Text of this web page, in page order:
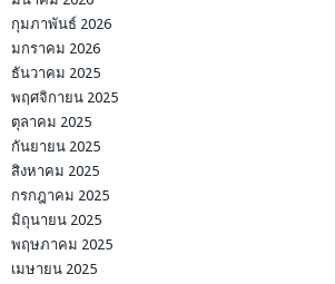
กุมภาพันธ์ 2026
มกราคม 2026
ธันวาคม 2025
พฤศจิกายน 2025
ตุลาคม 2025
กันยายน 2025
สิงหาคม 2025
กรกฎาคม 2025
มิถุนายน 2025
พฤษภาคม 2025
เมษายน 2025